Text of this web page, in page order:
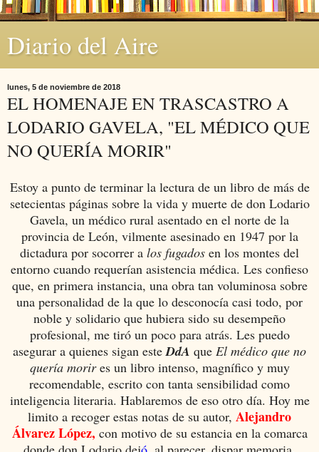
Diario del Aire
lunes, 5 de noviembre de 2018
EL HOMENAJE EN TRASCASTRO A
LODARIO GAVELA, "EL MÉDICO QUE
NO QUERÍA MORIR"
Estoy a punto de terminar la lectura de un libro de más de
setecientas páginas sobre la vida y muerte de don Lodario
Gavela, un médico rural asentado en el norte de la
provincia de León, vilmente asesinado en 1947 por la
dictadura por socorrer a los fugados en los montes del
entorno cuando requerían asistencia médica. Les confieso
que, en primera instancia, una obra tan voluminosa sobre
una personalidad de la que lo desconocía casi todo, por
noble y solidario que hubiera sido su desempeño
profesional, me tiró un poco para atrás. Les puedo
asegurar a quienes sigan este DdA que El médico que no
quería morires un libro intenso, magnífico y muy
recomendable, escrito con tanta sensibilidad como
inteligencia literaria. Hablaremos de eso otro día. Hoy me
limito a recoger estas notas de su autor, Alejandro
Álvarez López, con motivo de su estancia en la comarca